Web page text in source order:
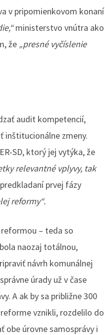
v pripomienkovom konaní
ministerstvo vnútra ako
že „presné vyčíslenie
audit kompetencií,
inštitucionálne zmeny.
SD, ktorý jej vytýka, že
relevantné vplyvy, tak
prvej fázy
reformy“.
reformou – teda so
naozaj totálnou,
návrh komunálnej
úrady už v čase
A ak by sa približne 300
vznikli, rozdelilo do
obe úrovne samosprávy i